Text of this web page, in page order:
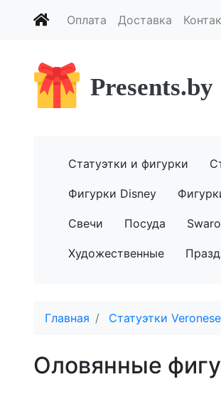
Оплата Доставка
Presents.by
Статуэтки и фигурки
Фигурки Disney
Свечи Посуда
Художественные
Главная Статуэтки Veronese
Оловянные